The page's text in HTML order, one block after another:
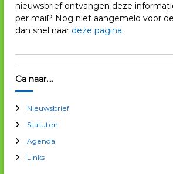
nieuwsbrief ontvangen deze
per mail? Nog niet aangemeld voor
dan snel naar deze pagina.
Ga naar….
Nieuwsbrief
Statuten
Agenda
Links